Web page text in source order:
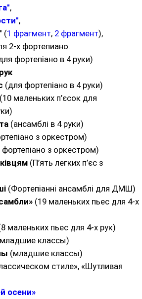
,
,
(1 фрагмент, 2 фрагмент),
2-х фортепиано.
фортепіано в 4 руки)
(для фортепіано в 4 руки)
(10 маленьких п’єсок для
(ансамблі в 4 руки)
з оркестром)
з оркестром)
(П’ять легких п’єс з
(Фортепіанні ансамблі для ДМШ)
(19 маленьких пьес для 4-х
маленьких пьес для 4-х рук)
классы)
(младшие классы)
стиле», «Шутливая
осени»